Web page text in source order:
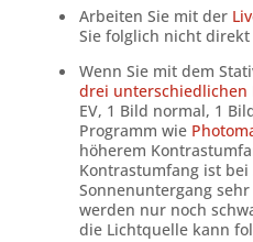
Arbeiten Sie mit der
Sie folglich nicht
Wenn Sie mit dem
drei unterschiedlichen
EV, 1 Bild normal, 1
Programm wie
höherem
Kontrastumfang ist
Sonnenuntergang
werden nur noch
die Lichtquelle kann